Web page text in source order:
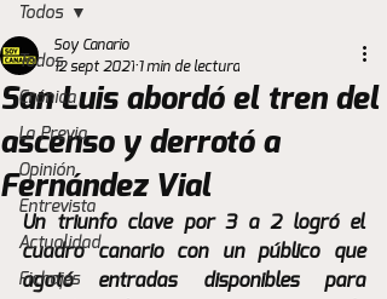
Todos
Crónica
La Previa
Opinión
Entrevista
Actualidad
Fichajes
Todos
San Luis abordó el tren del
ascenso y derrotó a
Fernández Vial
Soy Canario
12 sept 2021 1 min de lectura
Un triunfo clave por 3 a 2 logró el
cuadro canario con un público que
agotó entradas disponibles para